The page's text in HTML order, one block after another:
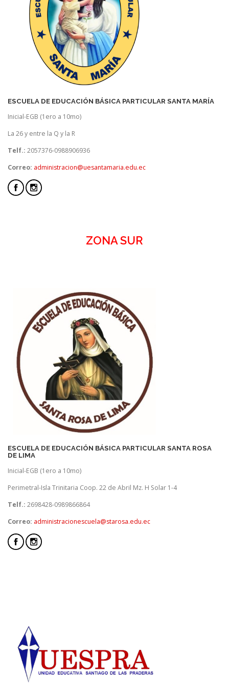
ESCUELA DE EDUCACIÓN BÁSICA PARTICULAR SANTA MARÍA
Inicial-EGB (1ero a 10mo)
La 26 y entre la Q y la R
Telf.: 2057376-0988906936
Correo: administracion@uesantamaria.edu.ec
ZONA SUR
ESCUELA DE EDUCACIÓN BÁSICA PARTICULAR SANTA ROSA
DE LIMA
Inicial-EGB (1ero a 10mo)
Perimetral-Isla Trinitaria Coop. 22 de Abril Mz. H Solar 1-4
Telf.: 2698428-0989866864
Correo: administracionescuela@starosa.edu.ec